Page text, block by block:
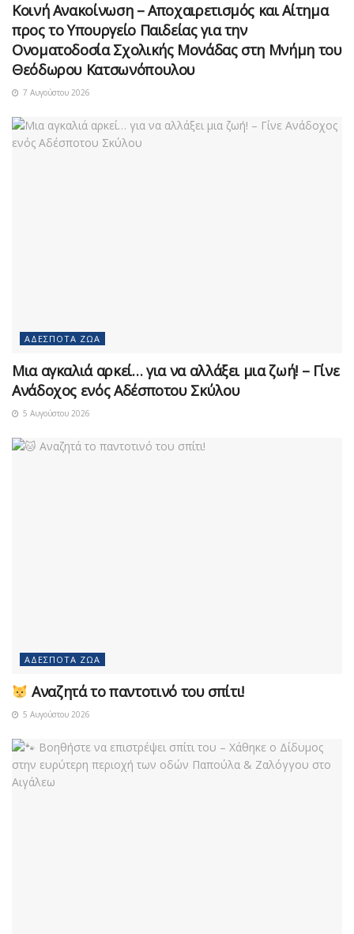
Κοινή Ανακοίνωση – Αποχαιρετισμός και Αίτημα
προς το Υπουργείο Παιδείας για την
Ονοματοδοσία Σχολικής Μονάδας στη Μνήμη του
Θεόδωρου Κατσωνόπουλου
7 Αυγούστου 2026
ΑΔΈΣΠΟΤΑ ΖΏΑ
Μια αγκαλιά αρκεί… για να αλλάξει μια ζωή! – Γίνε
Ανάδοχος ενός Αδέσποτου Σκύλου
5 Αυγούστου 2026
ΑΔΈΣΠΟΤΑ ΖΏΑ
Αναζητά το παντοτινό του σπίτι!
5 Αυγούστου 2026